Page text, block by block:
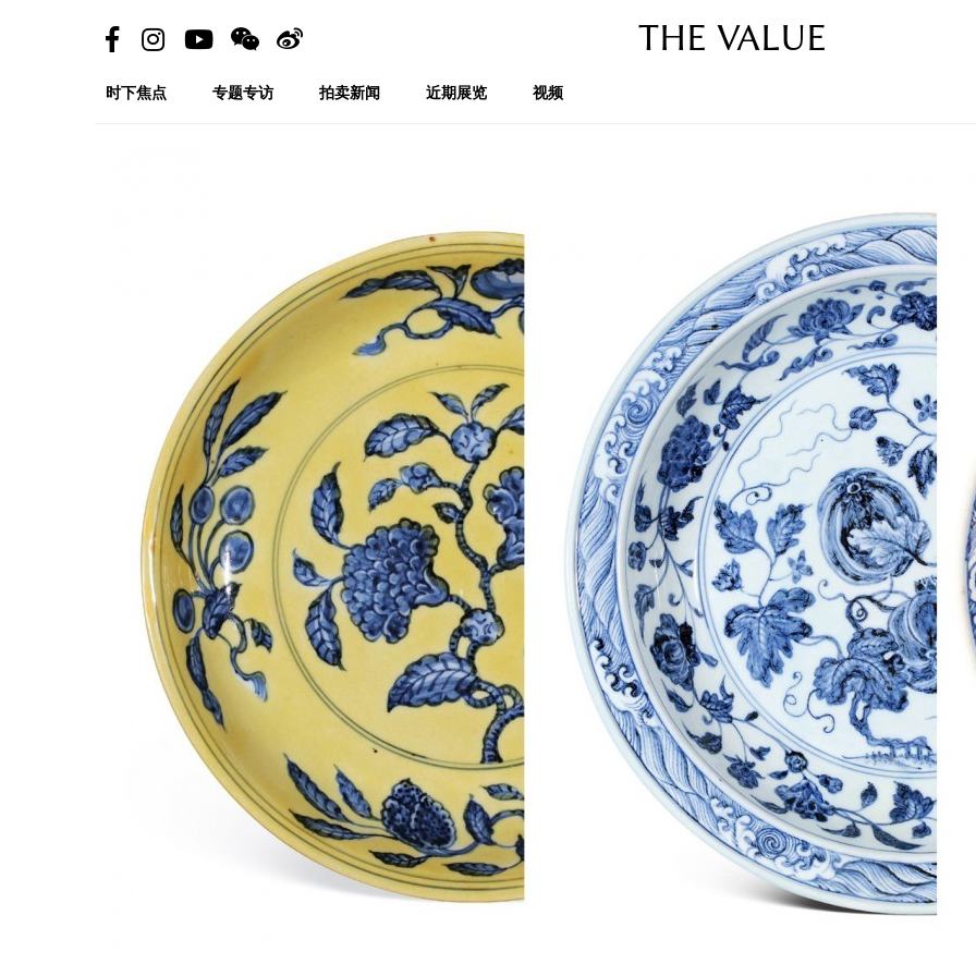
THE VALUE
时下焦点 专题专访 拍卖新闻 近期展览 视频